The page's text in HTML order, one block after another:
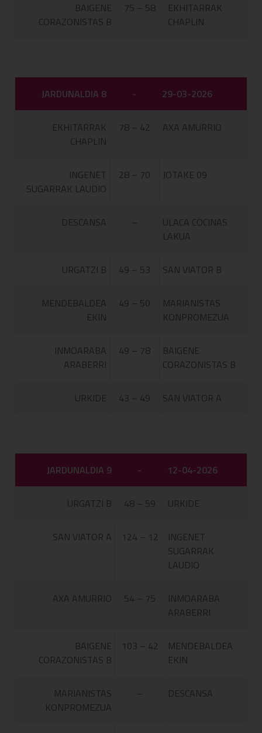
BAIGENE
CORAZONISTAS B
75 – 58
EKHITARRAK
CHAPLIN
JARDUNALDIA 8 - 29-03-2026
EKHITARRAK
CHAPLIN
78 – 42 AXA AMURRIO
INGENET
SUGARRAK LAUDIO
28 – 70 JOTAKE 09
DESCANSA –
ULACA COCINAS
LAKUA
URGATZI B 49 – 53 SAN VIATOR B
MENDEBALDEA
EKIN
49 – 50
MARIANISTAS
KONPROMEZUA
INMOARABA
ARABERRI
49 – 78
BAIGENE
CORAZONISTAS B
URKIDE 43 – 49 SAN VIATOR A
JARDUNALDIA 9 - 12-04-2026
URGATZI B 48 – 59 URKIDE
SAN VIATOR A 124 – 12
INGENET
SUGARRAK
LAUDIO
AXA AMURRIO 54 – 75
INMOARABA
ARABERRI
BAIGENE
CORAZONISTAS B
103 – 42
MENDEBALDEA
EKIN
MARIANISTAS
KONPROMEZUA
– DESCANSA